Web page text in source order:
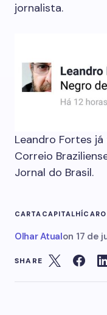
jornalista.
Leandro Fortes
Correio
Jornal do Brasil.
CARTACAPITAL
Olhar Atualon 17 de
SHARE